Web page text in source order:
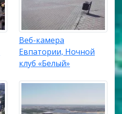
Веб-камера
Евпатории, Ночной
клуб «Белый»